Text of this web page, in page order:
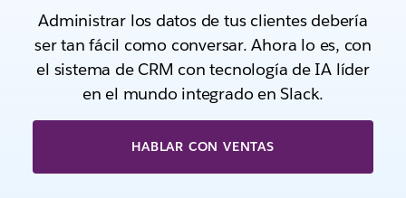
Administrar los datos de tus clientes debería
ser tan fácil como conversar. Ahora lo es, con
el sistema de CRM con tecnología de IA líder
en el mundo integrado en Slack.
HABLAR CON VENTAS